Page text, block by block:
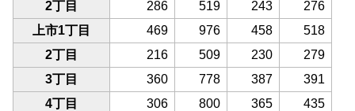
2丁目
286 519 243
276
上市1丁目
469 976 458
518
2丁目
216 509 230
279
3丁目
360 778 387
391
4丁目
306 800 365
435